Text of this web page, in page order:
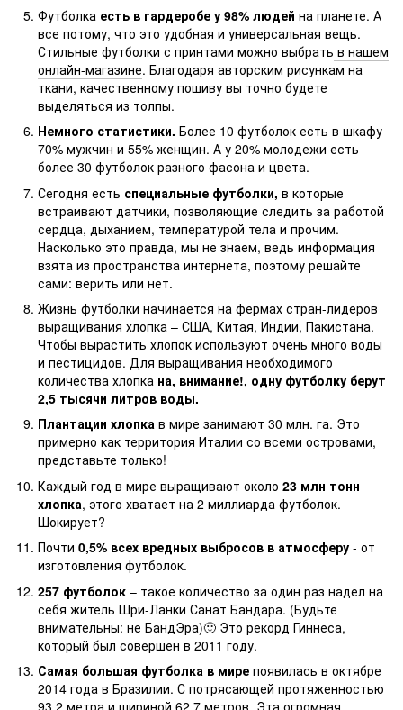
Футболка есть в гардеробе у 98% людей на планете. А
все потому, что это удобная и универсальная вещь.
Стильные футболки с принтами можно выбрать в нашем
онлайн-магазине. Благодаря авторским рисункам на
ткани, качественному пошиву вы точно будете
выделяться из толпы.
Немного статистики. Более 10 футболок есть в шкафу
70% мужчин и 55% женщин. А у 20% молодежи есть
более 30 футболок разного фасона и цвета.
Сегодня есть специальные футболки, в которые
встраивают датчики, позволяющие следить за работой
сердца, дыханием, температурой тела и прочим.
Насколько это правда, мы не знаем, ведь информация
взята из пространства интернета, поэтому решайте
сами: верить или нет.
Жизнь футболки начинается на фермах стран-лидеров
выращивания хлопка – США, Китая, Индии, Пакистана.
Чтобы вырастить хлопок используют очень много воды
и пестицидов. Для выращивания необходимого
количества хлопка на, внимание!, одну футболку берут
2,5 тысячи литров воды.
Плантации хлопка в мире занимают 30 млн. га. Это
примерно как территория Италии со всеми островами,
представьте только!
Каждый год в мире выращивают около 23 млн тонн
хлопка, этого хватает на 2 миллиарда футболок.
Шокирует?
Почти 0,5% всех вредных выбросов в атмосферу - от
изготовления футболок.
257 футболок – такое количество за один раз надел на
себя житель Шри-Ланки Санат Бандара. (Будьте
внимательны: не БандЭра)🙂 Это рекорд Гиннеса,
который был совершен в 2011 году.
Самая большая футболка в мире появилась в октябре
2014 года в Бразилии. С потрясающей протяженностью